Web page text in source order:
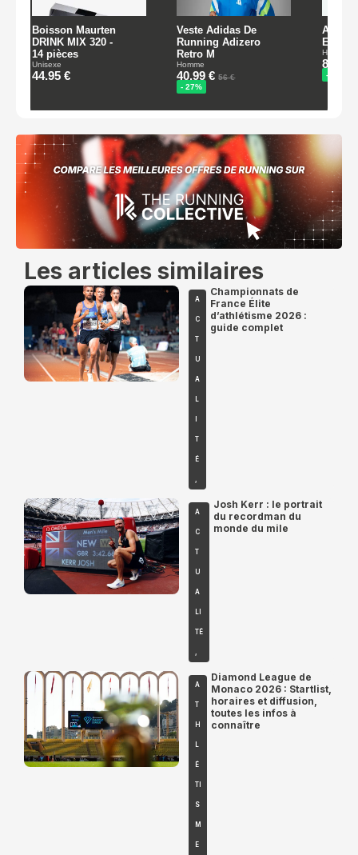
Les articles similaires
A
C
T
U
A
T
É
Championnats de
France Élite
d’athlétisme 2026 :
guide complet
A
C
T
U
A
TÉ
Josh Kerr : le portrait
du recordman du
monde du mile
A
T
H
É
TI
S
M
E
Diamond League de
Monaco 2026 : Startlist,
horaires et diffusion,
toutes les infos à
connaître